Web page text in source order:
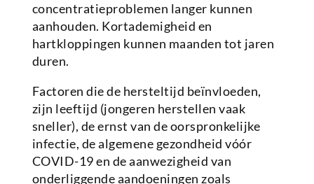
concentratieproblemen langer kunnen
aanhouden. Kortademigheid en
hartkloppingen kunnen maanden tot jaren
duren.
Factoren die de hersteltijd beïnvloeden,
zijn leeftijd (jongeren herstellen vaak
sneller), de ernst van de oorspronkelijke
infectie, de algemene gezondheid vóór
COVID-19 en de aanwezigheid van
onderliggende aandoeningen zoals